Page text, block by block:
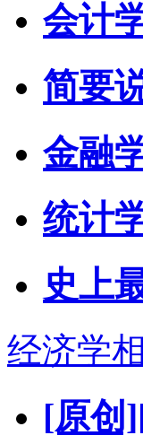
会计
简要
金融
统计
史上
经济学
[原创